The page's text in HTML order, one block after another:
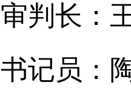
审判长：
书记员：